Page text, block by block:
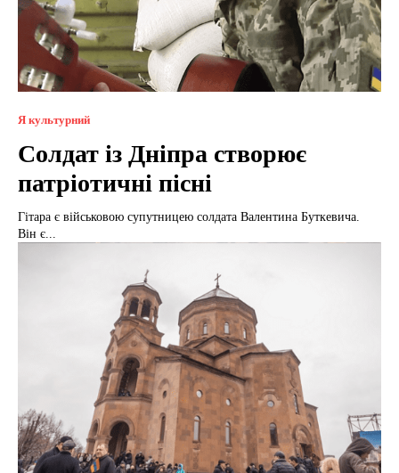
Я культурний
Солдат із Дніпра створює
патріотичні пісні
Гітара є військовою супутницею солдата Валентина Буткевича.
Він є...